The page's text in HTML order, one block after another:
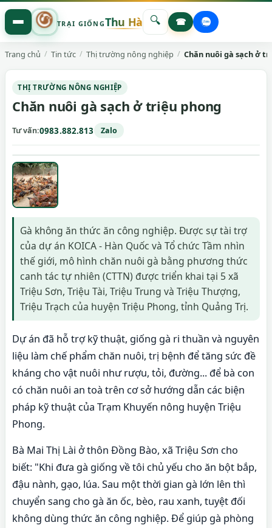
TRẠI GIỐNGThu Hà 🔍 ☎
Trang chủ Tin tức Thị trường nông nghiệp Chăn nuôi gà sạch ở
THỊ TRƯỜNG NÔNG NGHIỆP
Chăn nuôi gà sạch ở triệu phong
Tư vấn 0983.882.813 Zalo
Gà không ăn thức ăn công nghiệp. Được sự tài trợ
của dự án KOICA - Hàn Quốc và Tổ chức Tầm nhìn
thế giới, mô hình chăn nuôi gà bằng phương thức
canh tác tự nhiên (CTTN) được triển khai tại 5 xã
Triệu Sơn, Triệu Tài, Triệu Trung và Triệu Thượng,
Triệu Trạch của huyện Triệu Phong, tỉnh Quảng Trị.
Dự án đã hỗ trợ kỹ thuật, giống gà ri thuần và nguyên
liệu làm chế phẩm chăn nuôi, trị bệnh để tăng sức đề
kháng cho vật nuôi như rượu, tỏi, đường... để bà con
có chăn nuôi an toà trên cơ sở hướng dẫn các biện
pháp kỹ thuật của Trạm Khuyến nông huyện Triệu
Phong.
Bà Mai Thị Lài ở thôn Đồng Bào, xã Triệu Sơn cho
biết: "Khi đưa gà giống về tôi chủ yếu cho ăn bột bắp,
đậu nành, gạo, lúa. Sau một thời gian gà lớn lên thì
chuyển sang cho gà ăn ốc, bèo, rau xanh, tuyệt đối
không dùng thức ăn công nghiệp. Để giúp gà phòng